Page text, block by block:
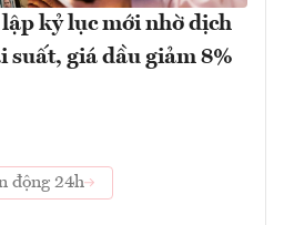
kỷ lục mới nhờ dịch
suất, giá dầu giảm 8%
động 24h